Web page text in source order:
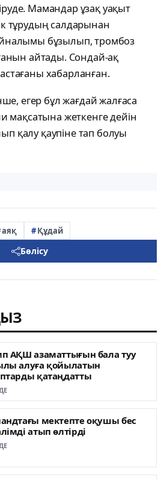
Мамандар ұзақ уақыт
тұрудың салдарынан
бұзылып, тромбоз
айтады. Сондай-ақ
хабарланған.
егер бұл жағдай жалғаса
мақсатына жеткенге дейін
қалу қаупіне тап болуы
аяқ Құдай
Бөлісу
АҚШ азаматтығын бала туу
алуға қойылатын
қатаңдатты
мектепте оқушы бес
атып өлтірді